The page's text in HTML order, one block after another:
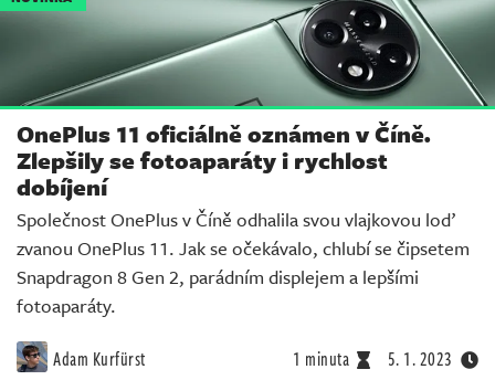
OnePlus 11 oficiálně oznámen v Číně.
Zlepšily se fotoaparáty i rychlost
dobíjení
Společnost OnePlus v Číně odhalila svou vlajkovou loď
zvanou OnePlus 11. Jak se očekávalo, chlubí se čipsetem
Snapdragon 8 Gen 2, parádním displejem a lepšími
fotoaparáty.
Adam Kurfürst 1 minuta 5. 1. 2023